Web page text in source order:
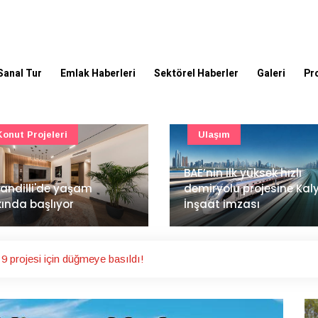
Tur Emlak Haberleri Sektörel Haberler Galeri
ilk yüksek hızlı
projesine Kalyon
imzası
Mimarlık ve mühendislik
projeleri e-PYS ile dijital
ortama taşınacak
Güncel
projesi için düğmeye basıldı!